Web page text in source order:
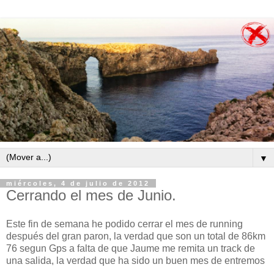
▼
miércoles, 4 de julio de 2012
Cerrando el mes de Junio.
Este fin de semana he podido cerrar el mes de running
después del gran paron, la verdad que son un total de 86km
76 segun Gps a falta de que Jaume me remita un track de
una salida, la verdad que ha sido un buen mes de entremos